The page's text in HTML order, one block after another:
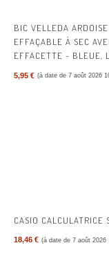
BIC VELLEDA
EFFAÇABLE À SEC
EFFACETTE - BLEUE,
5,95 € (à date de 7 août 2026
CASIO
18,46 € (à date de 7 août 2026